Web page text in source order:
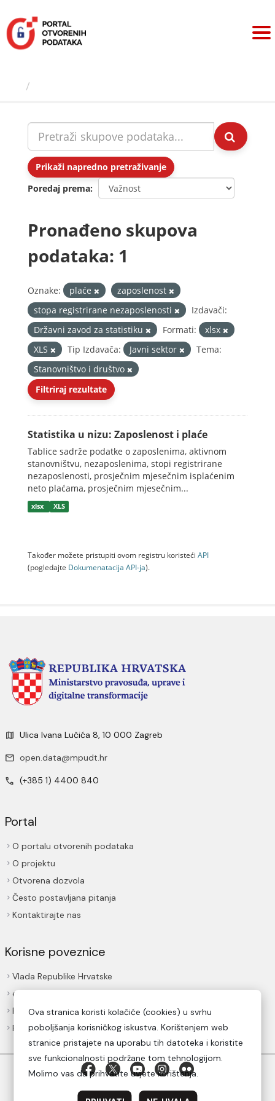
sadržaj
Prikaži napredno pretraživanje
Poredaj prema
Pronađeno skupova
podataka: 1
Oznake: plaće
zaposlenost
stopa registrirane nezaposlenosti
Izdavači:
Državni zavod za statistiku
Formati:
xlsx
XLS
Tip Izdavača: Javni sektor
Tema:
Stanovništvo i društvo
Filtriraj rezultate
Statistika u nizu: Zaposlenost i plaće
Tablice sadrže podatke o zaposlenima, aktivnom
stanovništvu, nezaposlenima, stopi registrirane
nezaposlenosti, prosječnim mjesečnim isplaćenim
neto plaćama, prosječnim mjesečnim...
xlsx XLS
Također možete pristupiti ovom registru koristeći API
(pogledajte Dokumenаtаcijа API-jа).